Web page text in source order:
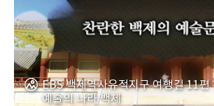
EBS 백제역사유적지구 여행길 11편
예술의 나라 백제